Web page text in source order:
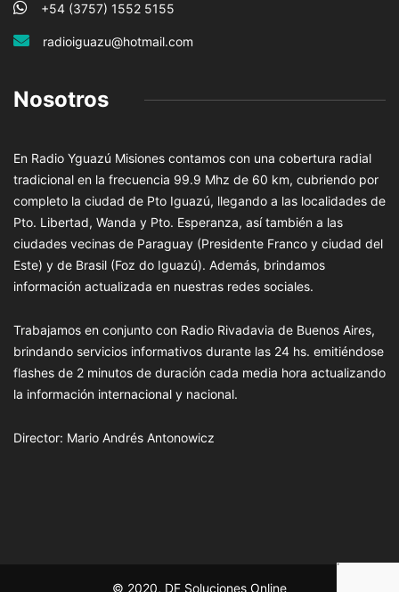
+54 (3757) 1552 5155
radioiguazu@hotmail.com
Nosotros
En Radio Yguazú Misiones contamos con una cobertura radial
tradicional en la frecuencia 99.9 Mhz de 60 km, cubriendo por
completo la ciudad de Pto Iguazú, llegando a las localidades de
Pto. Libertad, Wanda y Pto. Esperanza, así también a las
ciudades vecinas de Paraguay (Presidente Franco y ciudad del
Este) y de Brasil (Foz do Iguazú). Además, brindamos
información actualizada en nuestras redes sociales.
Trabajamos en conjunto con Radio Rivadavia de Buenos Aires,
brindando servicios informativos durante las 24 hs. emitiéndose
flashes de 2 minutos de duración cada media hora actualizando
la información internacional y nacional.
Director: Mario Andrés Antonowicz
© 2020, DF Soluciones Online